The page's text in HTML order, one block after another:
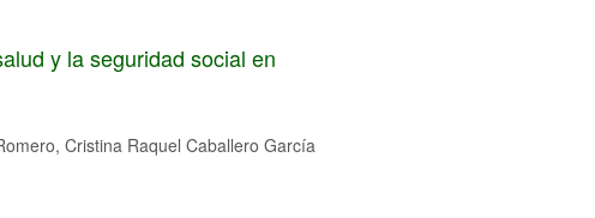
y la seguridad social en
Cristina Raquel Caballero García